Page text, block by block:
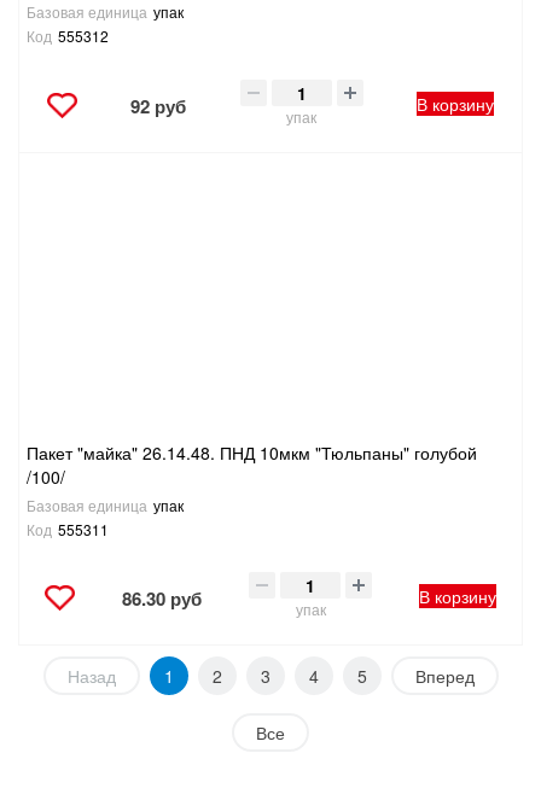
Базовая единица упак
Код 555312
92 руб упак
В корзину
Пакет "майка" 26.14.48. ПНД 10мкм "Тюльпаны" голубой
/100/
Базовая единица упак
Код 555311
86.30 руб упак
В корзину
Назад 1 2 3 4 5 Вперед
Все